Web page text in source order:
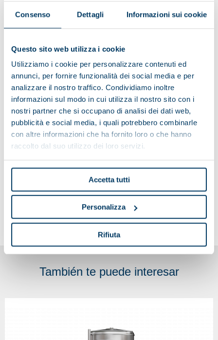
Consenso Dettagli Informazioni sui cookie
Questo sito web utilizza i cookie
Utilizziamo i cookie per personalizzare contenuti ed
annunci, per fornire funzionalità dei social media e per
analizzare il nostro traffico. Condividiamo inoltre
informazioni sul modo in cui utilizza il nostro sito con i
nostri partner che si occupano di analisi dei dati web,
pubblicità e social media, i quali potrebbero combinarle
con altre informazioni che ha fornito loro o che hanno
raccolto dal suo utilizzo dei loro servizi.
Accetta tutti
Personalizza
Rifiuta
Número_polos
Voltaje (V)
Frecuencia (Hz) 50 / 60
Puesta en marcha con inverter
Velocidad (rpm) 6450
Diámetro tambor (mm) 431
Peso máquina (Kg)
Peso tambor (Kg) 400
También te puede interesar